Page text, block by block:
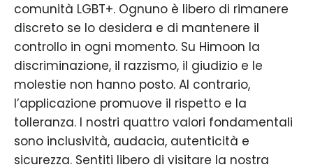
comunità LGBT+. Ognuno è libero di rimanere
discreto se lo desidera e di mantenere il
controllo in ogni momento. Su Himoon la
discriminazione, il razzismo, il giudizio e le
molestie non hanno posto. Al contrario,
l’applicazione promuove il rispetto e la
tolleranza. I nostri quattro valori fondamentali
sono inclusività, audacia, autenticità e
sicurezza. Sentiti libero di visitare la nostra